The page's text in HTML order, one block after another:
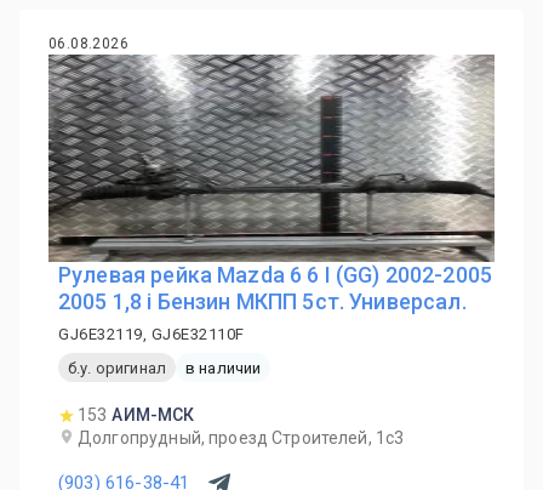
06.08.2026
Рулевая рейка Mazda 6 6 I (GG) 2002-2005
2005 1,8 i Бензин МКПП 5ст. Универсал.
GJ6E32119, GJ6E32110F
б.у. оригинал
в наличии
153 АИМ-МСК
Долгопрудный, проезд Строителей, 1с3
(903) 616-38-41